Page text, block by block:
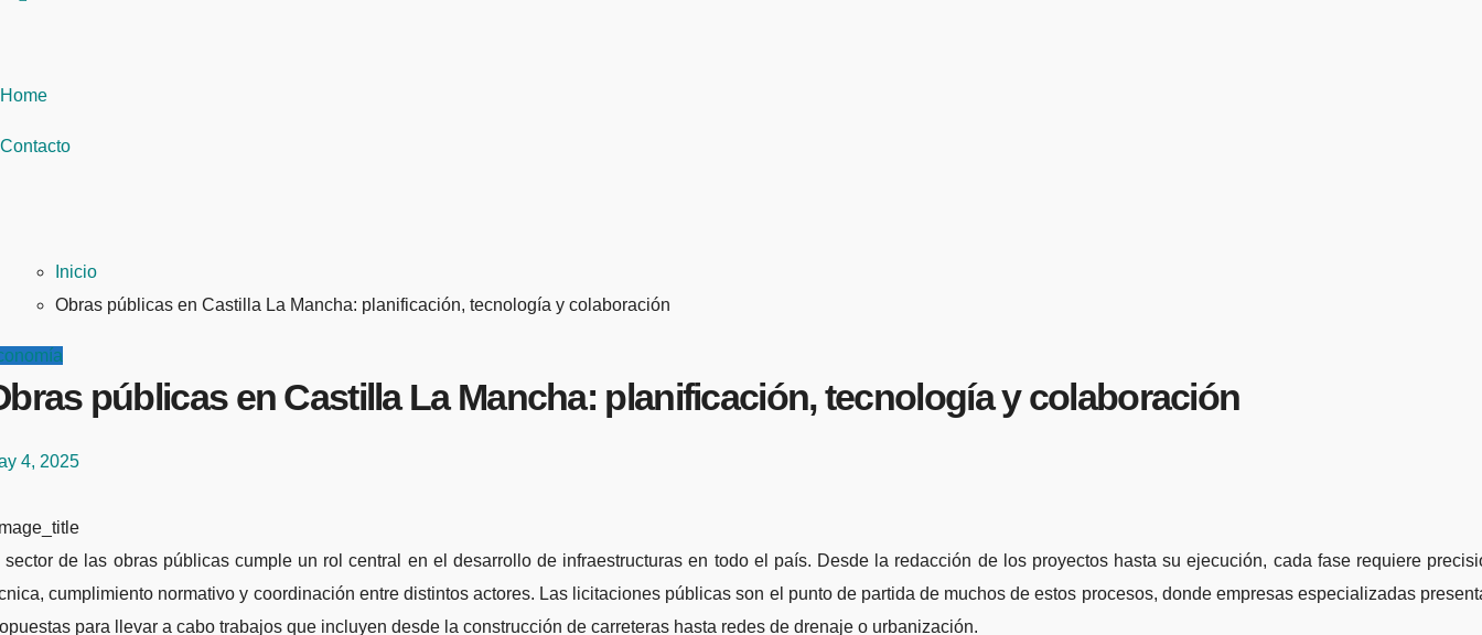
Home
Contacto
Inicio
Obras públicas en Castilla La Mancha: planificación, tecnología y colaboración
públicas en Castilla La Mancha: planificación, tecnología y colaboración
4, 2025
cumplimiento normativo y coordinación entre distintos actores. Las licitaciones públicas son el punto de partida de muchos de estos procesos, donde empresas especializadas
para llevar a cabo trabajos que incluyen desde la construcción de carreteras hasta redes de drenaje o urbanización.